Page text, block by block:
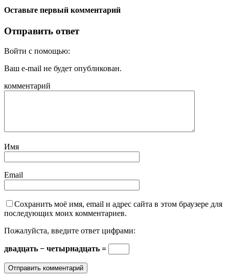
Оставьте первый комментарий
Отправить ответ
Войти с помощью:
Ваш e-mail не будет опубликован.
комментарий
Имя
Email
Сохранить моё имя, email и адрес сайта в этом браузере для
последующих моих комментариев.
Пожалуйста, введите ответ цифрами:
двадцать − четырнадцать =